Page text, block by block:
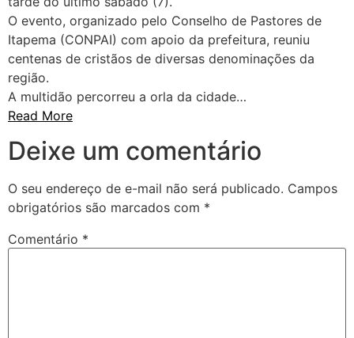
O evento, organizado pelo Conselho de Pastores de
Itapema (CONPAI) com apoio da prefeitura, reuniu
centenas de cristãos de diversas denominações da
região.
A multidão percorreu a orla da cidade…
Read More
Deixe um comentário
O seu endereço de e-mail não será publicado. Campos
obrigatórios são marcados com *
Comentário *